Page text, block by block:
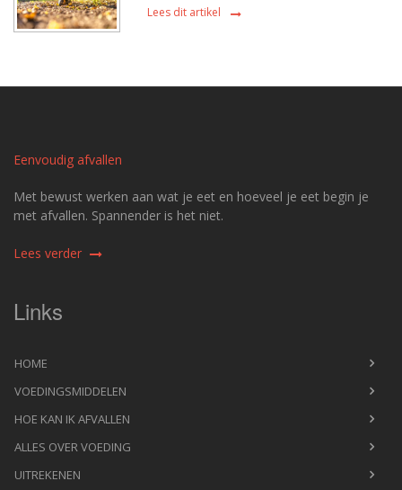
Lees dit artikel
Eenvoudig afvallen
Met bewust werken aan wat je eet en hoeveel je eet begin je
met afvallen. Spannender is het niet.
Lees verder
Links
HOME
VOEDINGSMIDDELEN
HOE KAN IK AFVALLEN
ALLES OVER VOEDING
UITREKENEN